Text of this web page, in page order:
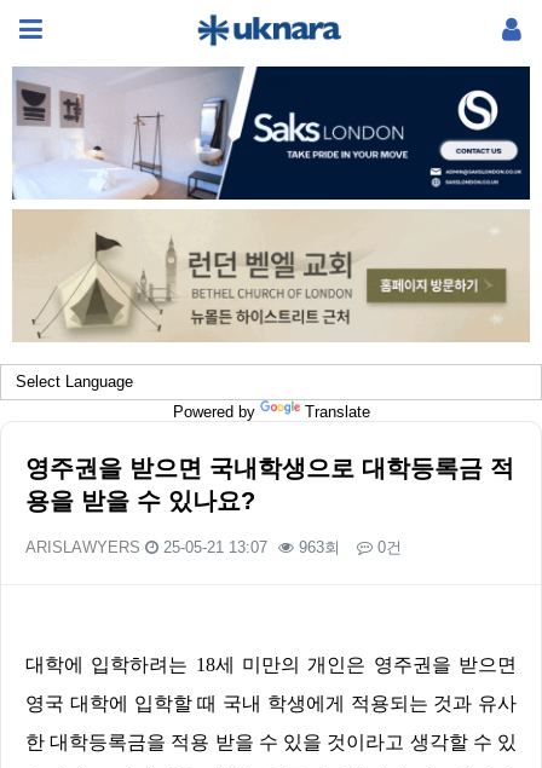
Powered by Translate
영주권을 받으면 국내학생으로 대학등록금 적
용을 받을 수 있나요?
ARISLAWYERS 25-05-21 13:07 963회 0건
대학에 입학하려는 18세 미만의 개인은 영주권을 받으면
영국 대학에 입학할 때 국내 학생에게 적용되는 것과 유사
한 대학등록금을 적용 받을 수 있을 것이라고 생각할 수 있